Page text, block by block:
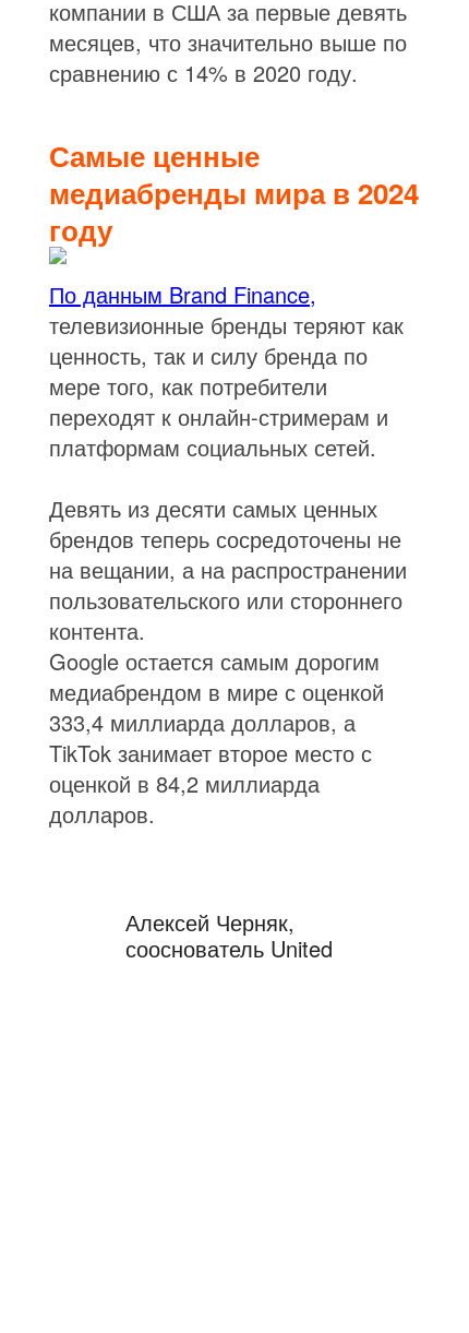
компании в США за первые девять
месяцев, что значительно выше по
сравнению с 14% в 2020 году.
Самые ценные
медиабренды мира в 2024
году
По данным Brand Finance,
телевизионные бренды теряют как
ценность, так и силу бренда по
мере того, как потребители
переходят к онлайн-стримерам и
платформам социальных сетей.
Девять из десяти самых ценных
брендов теперь сосредоточены не
на вещании, а на распространении
пользовательского или стороннего
контента.
Google остается самым дорогим
медиабрендом в мире с оценкой
333,4 миллиарда долларов, а
TikTok занимает второе место с
оценкой в 84,2 миллиарда
долларов.
Алексей Черняк,
сооснователь United